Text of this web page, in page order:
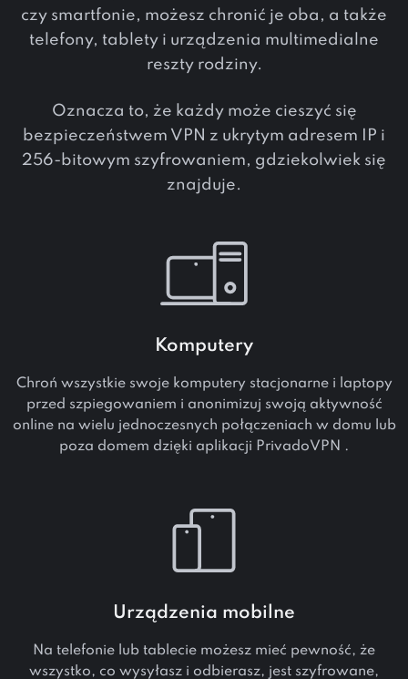
czy smartfonie, możesz chronić je oba, a także
telefony, tablety i urządzenia multimedialne
reszty rodziny.
Oznacza to, że każdy może cieszyć się
bezpieczeństwem VPN z ukrytym adresem IP i
256-bitowym szyfrowaniem, gdziekolwiek się
znajduje.
Komputery
Chroń wszystkie swoje komputery stacjonarne i laptopy
przed szpiegowaniem i anonimizuj swoją aktywność
online na wielu jednoczesnych połączeniach w domu lub
poza domem dzięki aplikacji PrivadoVPN .
Urządzenia mobilne
Na telefonie lub tablecie możesz mieć pewność, że
wszystko, co wysyłasz i odbierasz, jest szyfrowane,